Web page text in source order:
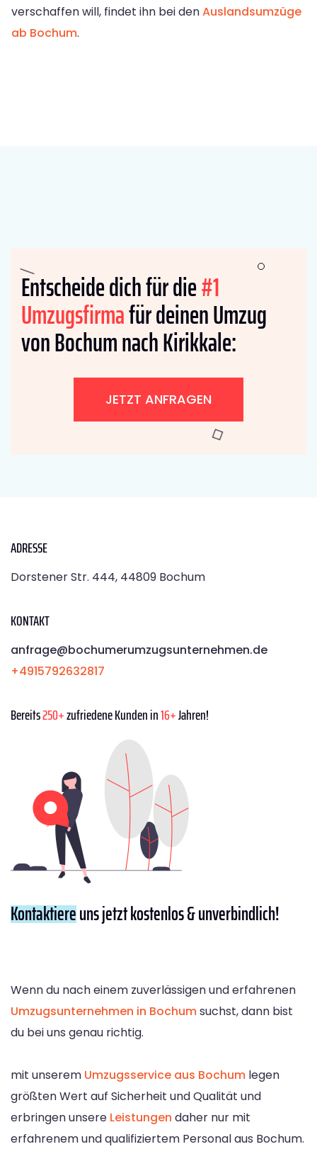
verschaffen will, findet ihn bei denAuslandsumzüge
ab Bochum.
Entscheide dich für die#1
Umzugsfirmafür deinen Umzug
von Bochum nach Kirikkale:
JETZT ANFRAGEN
ADRESSE
Dorstener Str. 444, 44809 Bochum
KONTAKT
anfrage@bochumerumzugsunternehmen.de
+4915792632817
Bereits250+zufriedene Kunden in16+Jahren!
Kontaktiereuns jetzt kostenlos & unverbindlich!
Wenn du nach einem zuverlässigen und erfahrenen
Umzugsunternehmen in Bochumsuchst, dann bist
du bei uns genau richtig.
mit unserem Umzugsservice aus Bochum legen
größten Wert auf Sicherheit und Qualität und
erbringen unsere Leistungen daher nur mit
erfahrenem und qualifiziertem Personal aus Bochum.